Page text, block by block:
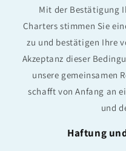
Mit der Bestätigung
Charters stimmen Sie
zu und bestätigen Ihre
Akzeptanz dieser
unsere gemeinsamen
schafft von Anfang an
und
Haftung